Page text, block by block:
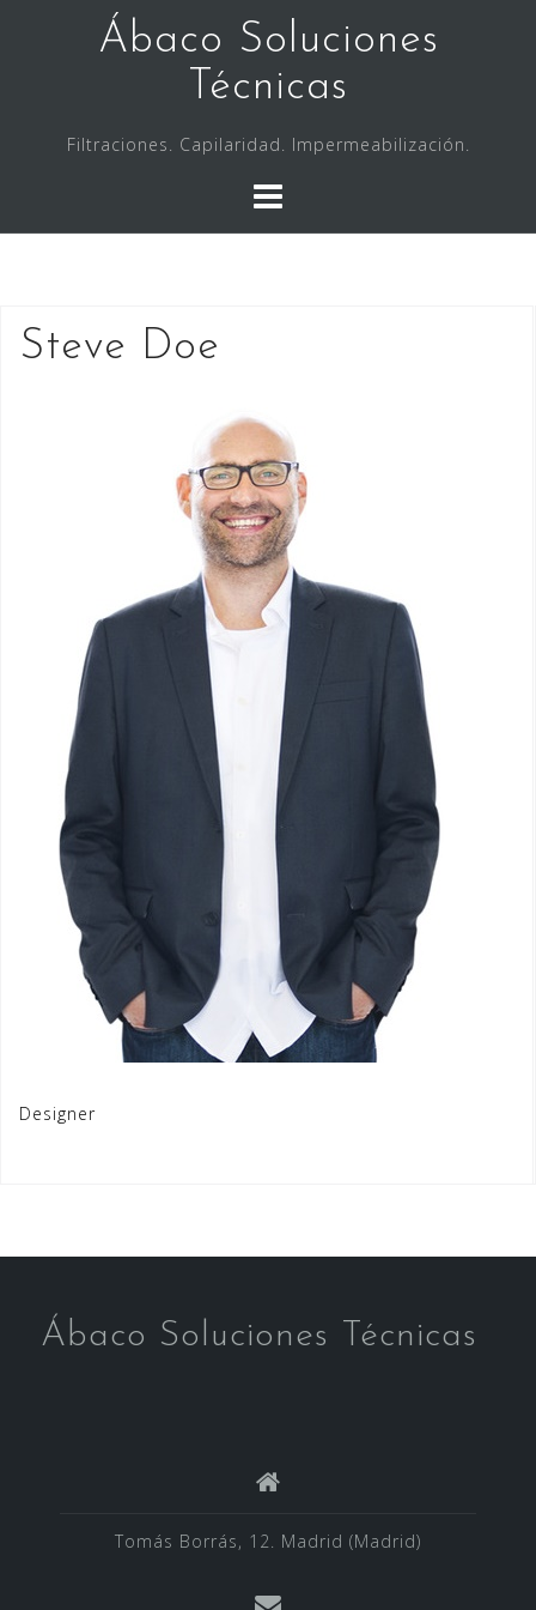
Ábaco Soluciones
Técnicas
Filtraciones. Capilaridad. Impermeabilización.
Steve Doe
Designer
Ábaco Soluciones Técnicas
Tomás Borrás, 12. Madrid (Madrid)